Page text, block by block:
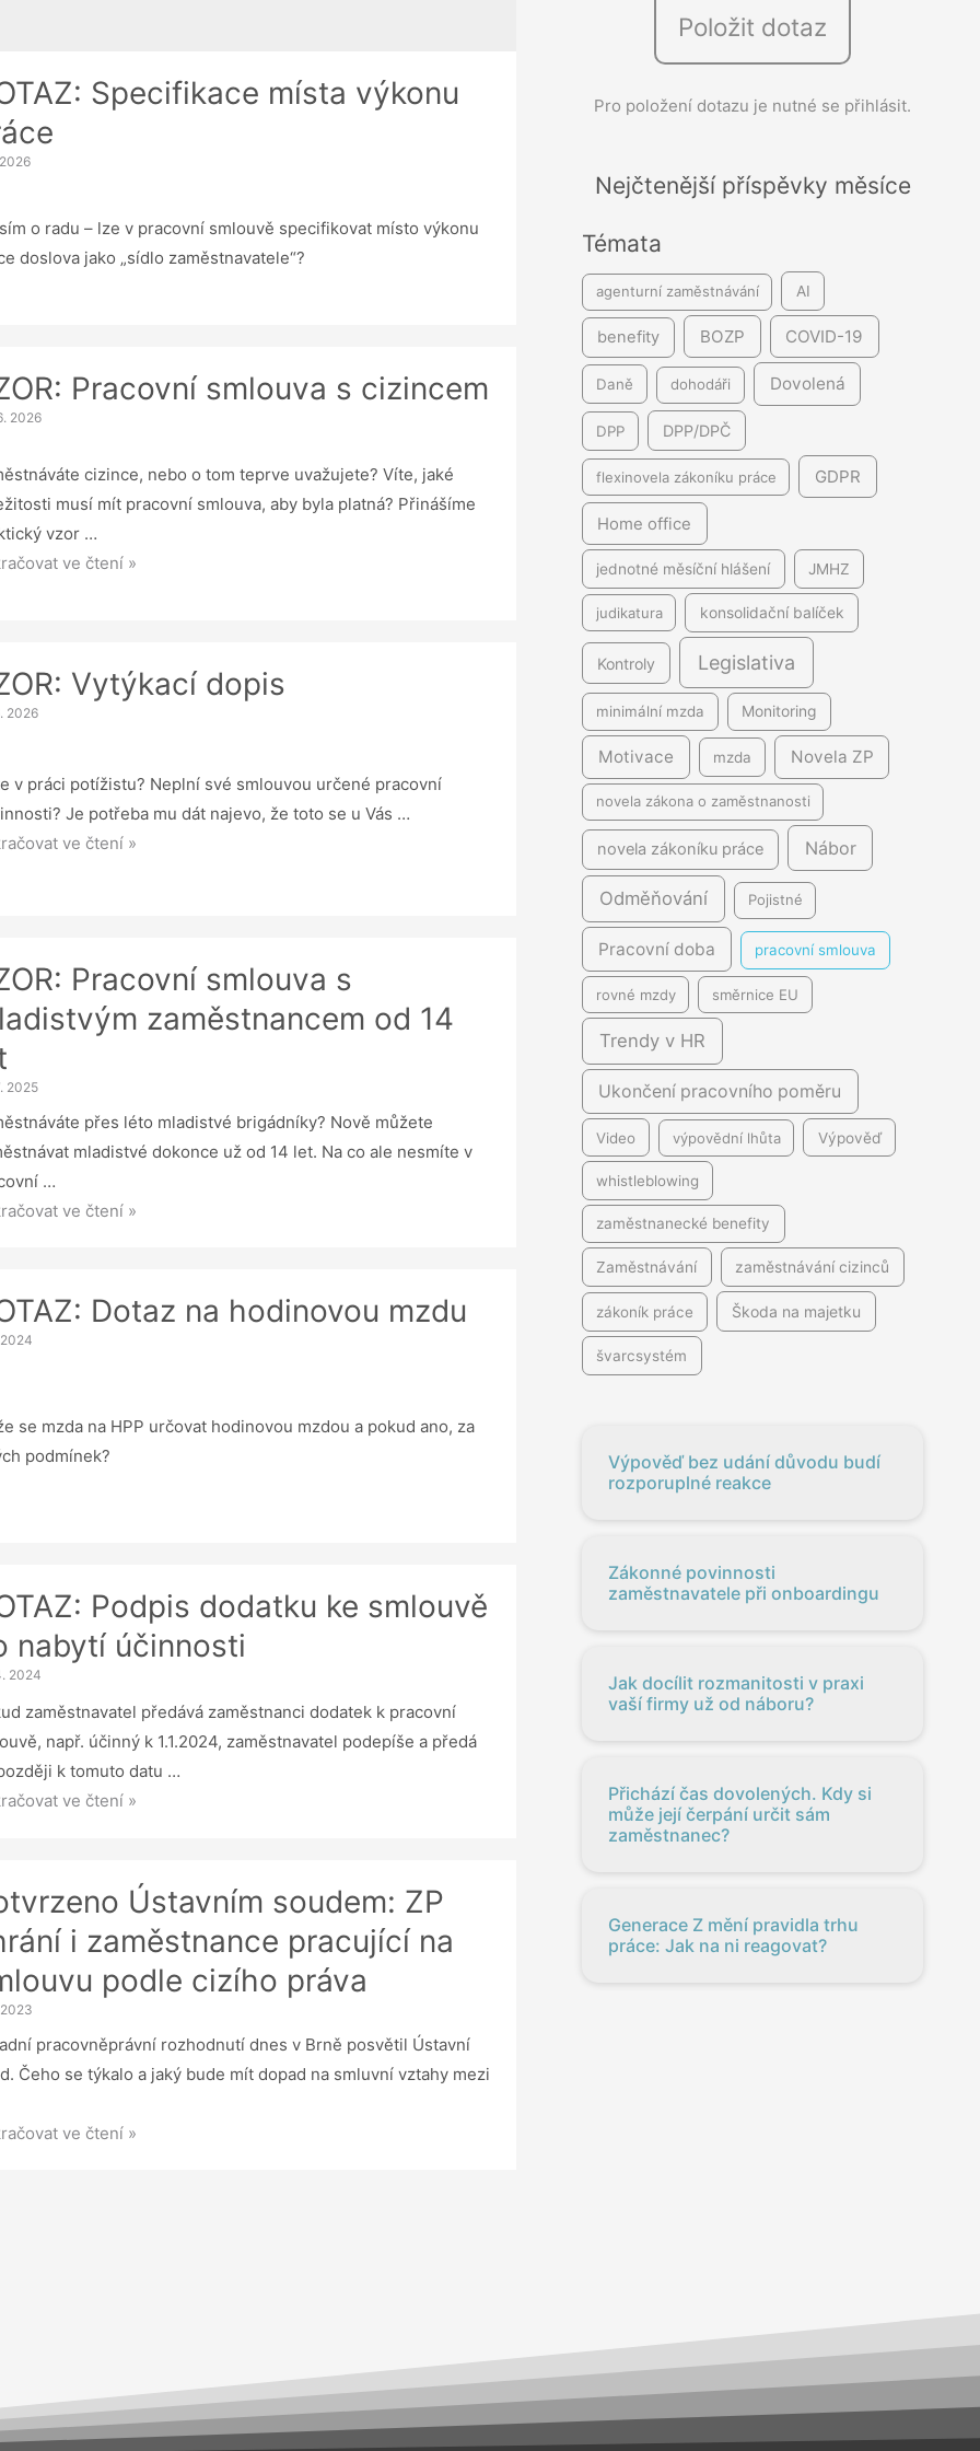
Specifikace místa výkonu
o radu – lze v pracovní smlouvě specifikovat místo výkonu
doslova jako „sídlo zaměstnavatele“?
Pracovní smlouva s cizincem
2026
cizince, nebo o tom teprve uvažujete? Víte, jaké
musí mít pracovní smlouva, aby byla platná? Přinášíme
vzor …
ve čtení »
Vytýkací dopis
2026
v práci potížistu? Neplní své smlouvou určené pracovní
Je potřeba mu dát najevo, že toto se u Vás …
ve čtení »
Pracovní smlouva s
zaměstnancem od 14
2025
přes léto mladistvé brigádníky? Nově můžete
mladistvé dokonce už od 14 let. Na co ale nesmíte v
…
ve čtení »
Dotaz na hodinovou mzdu
se mzda na HPP určovat hodinovou mzdou a pokud ano, za
podmínek?
Podpis dodatku ke smlouvě
nabytí účinnosti
2024
zaměstnavatel předává zaměstnanci dodatek k pracovní
např. účinný k 1.1.2024, zaměstnavatel podepíše a předá
k tomuto datu …
ve čtení »
Ústavním soudem: ZP
i zaměstnance pracující na
podle cizího práva
pracovněprávní rozhodnutí dnes v Brně posvětil Ústavní
Čeho se týkalo a jaký bude mít dopad na smluvní vztahy mezi
ve čtení »
Položit dotaz
Pro položení dotazu je nutné se přihlásit.
Nejčtenější příspěvky měsíce
Témata
agenturní zaměstnávání AI
benefity BOZP COVID-19
Daně dohodáři Dovolená
DPP DPP/DPČ
flexinovela zákoníku práce GDPR
Home office
jednotné měsíční hlášení JMHZ
judikatura konsolidační balíček
Kontroly Legislativa
minimální mzda Monitoring
Motivace mzda Novela ZP
novela zákona o zaměstnanosti
novela zákoníku práce Nábor
Odměňování Pojistné
Pracovní doba pracovní smlouva
rovné mzdy směrnice EU
Trendy v HR
Ukončení pracovního poměru
Video výpovědní lhůta Výpověď
whistleblowing
zaměstnanecké benefity
Zaměstnávání zaměstnávání cizinců
zákoník práce Škoda na majetku
švarcsystém
Výpověď bez udání důvodu budí
rozporuplné reakce
Zákonné povinnosti
zaměstnavatele při onboardingu
Jak docílit rozmanitosti v praxi
vaší firmy už od náboru?
Přichází čas dovolených. Kdy si
může její čerpání určit sám
zaměstnanec?
Generace Z mění pravidla trhu
práce: Jak na ni reagovat?